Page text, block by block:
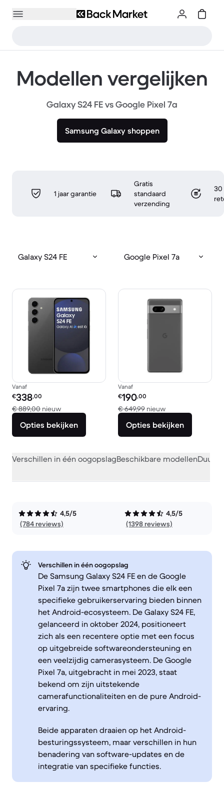
Modellen vergelijken
Galaxy S24 FE vs Google Pixel 7a
Samsung Galaxy shoppen
1 jaar garantie
Gratis
standaard
verzending
30
Galaxy S24 FE Google Pixel 7a
Vanaf
Refurbished prijs:
€338,00
€ 889,00 nieuwVergeleken met € 889,00 nieuw
Opties bekijken
Vanaf
Refurbished prijs:
€190,00
€ 649,99 nieuwVergeleken met €
Opties bekijken
Verschillen in één oogopslagBeschikbare modellen
4,5/5
(784 reviews)
4,5/5
(1398 reviews)
Verschillen in één oogopslag
De Samsung Galaxy S24 FE en de Google
Pixel 7a zijn twee smartphones die elk een
specifieke gebruikerservaring bieden binnen
het Android-ecosysteem. De Galaxy S24 FE,
gelanceerd in oktober 2024, positioneert
zich als een recentere optie met een focus
op uitgebreide softwareondersteuning en
een veelzijdig camerasysteem. De Google
Pixel 7a, uitgebracht in mei 2023, staat
bekend om zijn uitstekende
camerafunctionaliteiten en de pure Android-
ervaring.
Beide apparaten draaien op het Android-
besturingssysteem, maar verschillen in hun
benadering van software-updates en de
integratie van specifieke functies.